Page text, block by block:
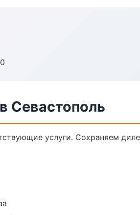
Севастополь
услуги. Сохраняем